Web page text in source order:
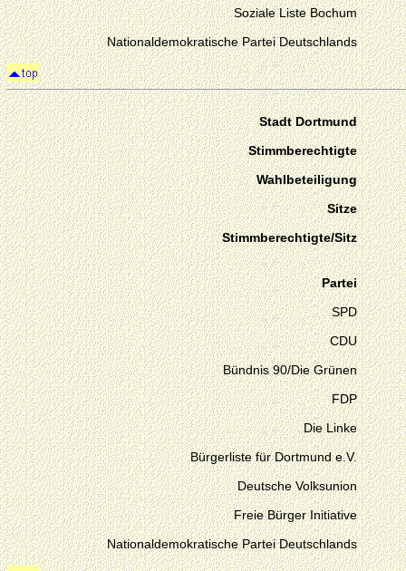
Soziale Liste Bochum
Nationaldemokratische Partei Deutschlands
Stadt Dortmund
Stimmberechtigte
Wahlbeteiligung
Sitze
Stimmberechtigte/Sitz
Partei
SPD
CDU
Bündnis 90/Die Grünen
FDP
Die Linke
Bürgerliste für Dortmund e.V.
Deutsche Volksunion
Freie Bürger Initiative
Nationaldemokratische Partei Deutschlands